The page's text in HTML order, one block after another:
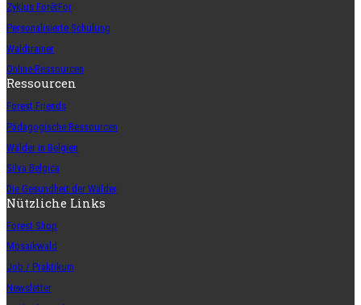
Zyklus ForêtFor
Personalisierte Schulung
Waldtrainer
Online-Ressourcen
Ressourcen
Forest Friends
Pädagogische Ressourcen
Wälder in Belgien
Silva Belgica
Die Gesundheit der Wälder
Nützliche Links
Forest Shop
Mosaikwald
Job / Praktikum
Newsletter